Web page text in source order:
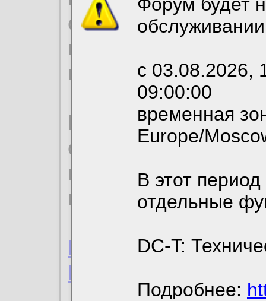
с 03.08.2026,
09:00:00
временная
Europe/
В этот
отдельные
DC-T:
Подробнее:
согласие на
необходимых для
вы можете
По
ознакомиться с
пользовательским
Пользовательское
Политика